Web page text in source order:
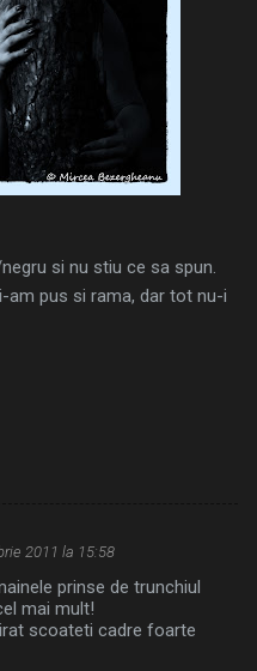
si nu stiu ce sa spun.
pus si rama, dar tot nu-i
2011 la 15:58
prinse de trunchiul
mai mult!
scoateti cadre foarte